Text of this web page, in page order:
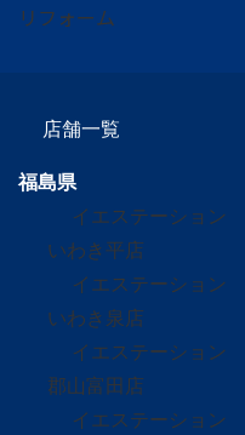
リフォーム
店舗一覧
福島県
イエステーション
いわき平店
イエステーション
いわき泉店
イエステーション
郡山富田店
イエステーション